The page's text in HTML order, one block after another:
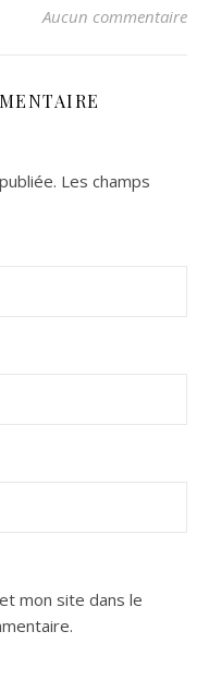
Aucun commentaire
Les champs
mon site dans le